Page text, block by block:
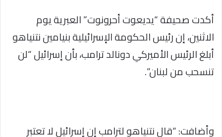
أكدت صحيفة “يديعوت أحرونوت” العبرية يوم
الاثنين، إن رئيس الحكومة الإسرائيلية بنيامين نتنياهو
أبلغ الرئيس الأميركي دونالد ترامب، بأن إسرائيل “لن
تنسحب من لبنان”.
وأضافت: “قال نتنياهو لترامب إن إسرائيل لا تعتبر